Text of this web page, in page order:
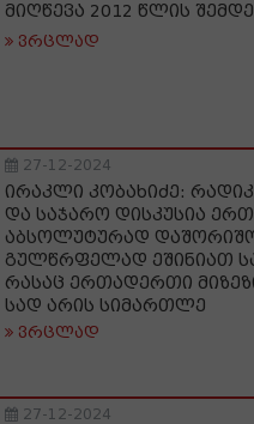
მიღწევა 2012 წლის
ვრცლად
27-12-2024
ირაკლი კობახიძე:
და საჯარო დისკუსია
აბსოლუტურად
გულწრფელად ეშინიათ
რასაც ერთადერთი
სად არის სიმართლე
ვრცლად
27-12-2024